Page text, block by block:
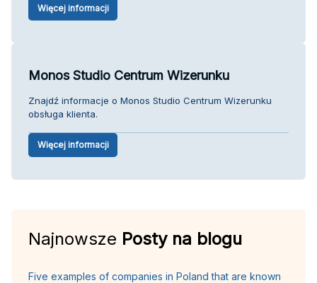
Więcej informacji
Monos Studio Centrum Wizerunku
Znajdź informacje o Monos Studio Centrum Wizerunku
obsługa klienta.
Więcej informacji
Najnowsze Posty na blogu
Five examples of companies in Poland that are known